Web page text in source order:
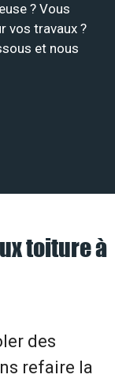
? Vous
vos travaux ?
et nous
toiture à
des
refaire la